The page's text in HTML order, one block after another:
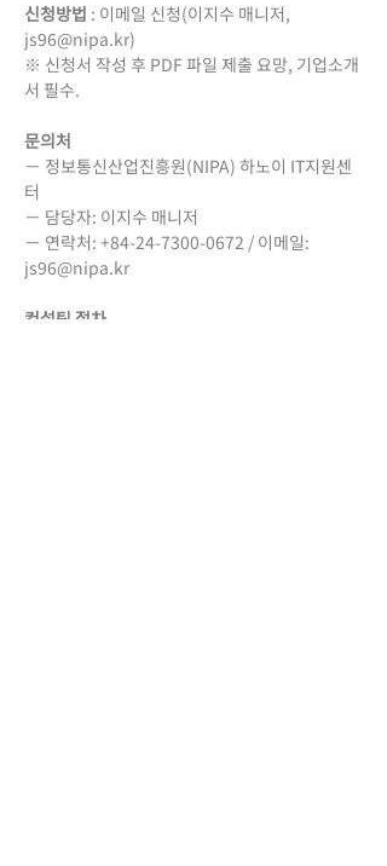
신청방법 : 이메일 신청(이지수 매니저,
js96@nipa.kr)
※ 신청서 작성 후 PDF 파일 제출 요망, 기업소개
서 필수.
문의처
－ 정보통신산업진흥원(NIPA) 하노이 IT지원센
터
－ 담당자: 이지수 매니저
－ 연락처: +84-24-7300-0672 / 이메일:
js96@nipa.kr
컨설팅 절차